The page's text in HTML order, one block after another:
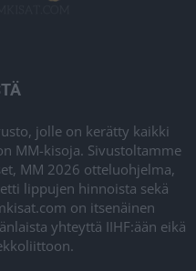
jolle on kerätty kaikki
MM-kisoja. Sivustoltamme
MM 2026 otteluohjelma,
lippujen hinnoista sekä
on itsenäinen
yhteyttä IIHF:ään eikä